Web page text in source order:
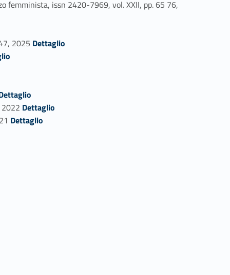
femminista, issn 2420-7969, vol. XXII, pp. 65 76,
2025 Link identifier #identifier_person_189376-26
Dettaglio
30
2022 Link identifier #identifier_person_48775-31
Dettaglio
Link identifier #identifier_person_22284-32
Dettaglio